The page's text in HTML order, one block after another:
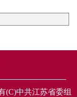
(C)中共江苏省委组